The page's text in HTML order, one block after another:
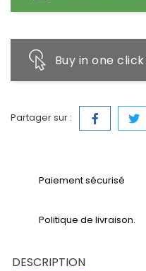
Buy in one click
Partager sur :
Paiement sécurisé
Politique de livraison.
DESCRIPTION